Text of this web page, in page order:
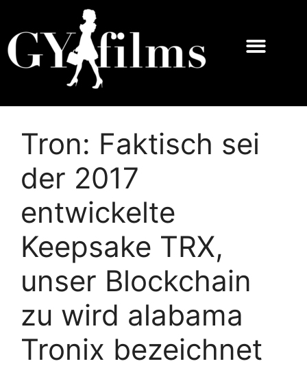
Tron: Faktisch sei
der 2017
entwickelte
Keepsake TRX,
unser Blockchain
zu wird alabama
Tronix bezeichnet